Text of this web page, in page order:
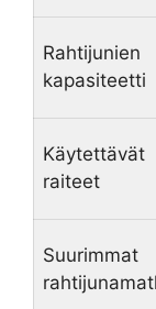
Rahtijunien
kapasiteetti
Käytettävät
raiteet
Suurimmat